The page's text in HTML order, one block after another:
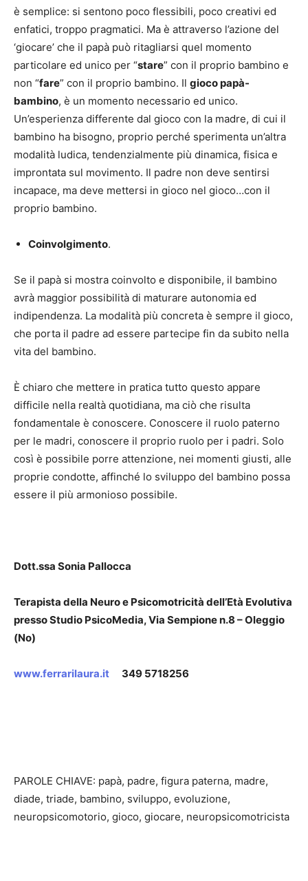
è semplice: si sentono poco flessibili, poco creativi ed
enfatici, troppo pragmatici. Ma è attraverso l’azione del
‘giocare’ che il papà può ritagliarsi quel momento
particolare ed unico per “stare” con il proprio bambino e
non “fare” con il proprio bambino. Il gioco papà-
bambino, è un momento necessario ed unico.
Un’esperienza differente dal gioco con la madre, di cui il
bambino ha bisogno, proprio perché sperimenta un’altra
modalità ludica, tendenzialmente più dinamica, fisica e
improntata sul movimento. Il padre non deve sentirsi
incapace, ma deve mettersi in gioco nel gioco…con il
proprio bambino.
Coinvolgimento.
Se il papà si mostra coinvolto e disponibile, il bambino
avrà maggior possibilità di maturare autonomia ed
indipendenza. La modalità più concreta è sempre il gioco,
che porta il padre ad essere partecipe fin da subito nella
vita del bambino.
È chiaro che mettere in pratica tutto questo appare
difficile nella realtà quotidiana, ma ciò che risulta
fondamentale è conoscere. Conoscere il ruolo paterno
per le madri, conoscere il proprio ruolo per i padri. Solo
così è possibile porre attenzione, nei momenti giusti, alle
proprie condotte, affinché lo sviluppo del bambino possa
essere il più armonioso possibile.
Dott.ssa Sonia Pallocca
Terapista della Neuro e Psicomotricità dell’Età Evolutiva
presso Studio PsicoMedia, Via Sempione n.8 – Oleggio
(No)
www.ferrarilaura.it 349 5718256
PAROLE CHIAVE: papà, padre, figura paterna, madre,
diade, triade, bambino, sviluppo, evoluzione,
neuropsicomotorio, gioco, giocare, neuropsicomotricista